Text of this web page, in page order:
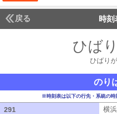
戻る 時刻
ひば
ひばり
のり
※時刻表は以下の行先・系統の時
291 横